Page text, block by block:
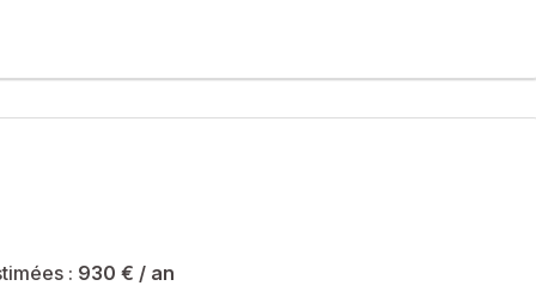
: 930 € / an